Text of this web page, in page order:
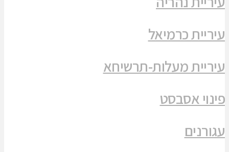
עיריית כרמיאל
עיריית מעלות-תרשיחא
פינוי אסבסט
עגורנים